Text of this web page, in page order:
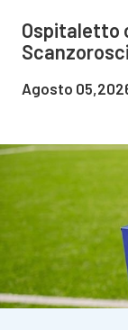
Ospitaletto
Agosto